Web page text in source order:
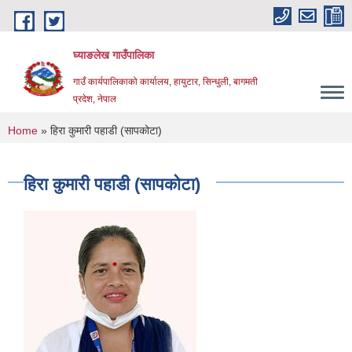
Skip to main content
घ्याङलेख गाउँपालिका
गाउँ कार्यपालिकाको कार्यालय, हायुटार, सिन्धुली, बागमती
प्रदेश, नेपाल
You are here
Home » हिरा कुमारी पहाडी (सापकोटा)
हिरा कुमारी पहाडी (सापकोटा)